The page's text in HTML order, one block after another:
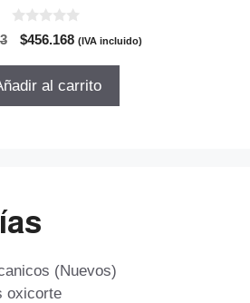
El
original
$456.168El
actual
(IVA incluido)
al carrito
(Nuevos)
oxicorte